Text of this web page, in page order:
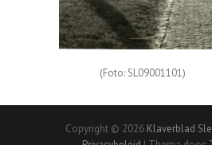
(Foto: SL09001101)
Copyright © 2026 Klaverblad